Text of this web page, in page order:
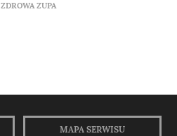
ZDROWA ZUPA
MAPA SERWISU